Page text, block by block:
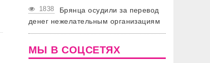
1838
Брянца осудили за перевод
денег нежелательным организациям
МЫ В СОЦСЕТЯХ